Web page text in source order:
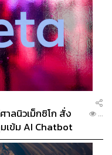
าลนิวเม็กซิโก สั่ง
เข้ม AI Chatbot
...